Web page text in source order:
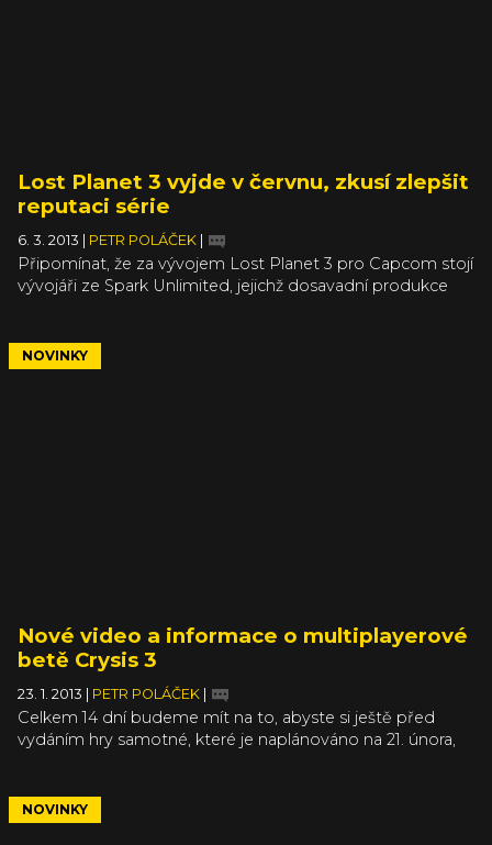
Lost Planet 3 vyjde v červnu, zkusí zlepšit
reputaci série
6. 3. 2013 PETR POLÁČEK
Připomínat, že za vývojem Lost Planet 3 pro Capcom stojí
vývojáři ze Spark Unlimited, jejichž dosavadní produkce
upozorním na to, že Lost Planet 3 vyjde na PC, PS3 a
X360 letos 28. června, jak dnes vypadlo z Capcomu
NOVINKY
Nové video a informace o multiplayerové
betě Crysis 3
23. 1. 2013 PETR POLÁČEK
Celkem 14 dní budeme mít na to, abyste si ještě před
vydáním hry samotné, které je naplánováno na 21. února,
nebo zapisovat a nabídne vám možnost vyzkoušet dva
týmové režimy na dvou mapách.
NOVINKY